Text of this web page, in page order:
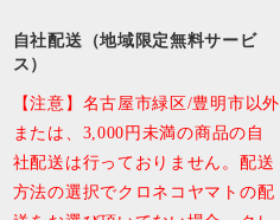
自社配送（地域限定無料サービ
ス）
【注意】名古屋市緑区/豊明市以外
または、3,000円未満の商品の自
社配送は行っておりません。配送
方法の選択でクロネコヤマトの配